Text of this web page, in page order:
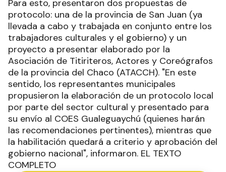
Para esto, presentaron dos propuestas de
protocolo: una de la provincia de San Juan (ya
llevada a cabo y trabajada en conjunto entre los
trabajadores culturales y el gobierno) y un
proyecto a presentar elaborado por la
Asociación de Titiriteros, Actores y Coreógrafos
de la provincia del Chaco (ATACCH). "En este
sentido, los representantes municipales
propusieron la elaboración de un protocolo local
por parte del sector cultural y presentado para
su envío al COES Gualeguaychú (quienes harán
las recomendaciones pertinentes), mientras que
la habilitación quedará a criterio y aprobación del
gobierno nacional", informaron. EL TEXTO
COMPLETO